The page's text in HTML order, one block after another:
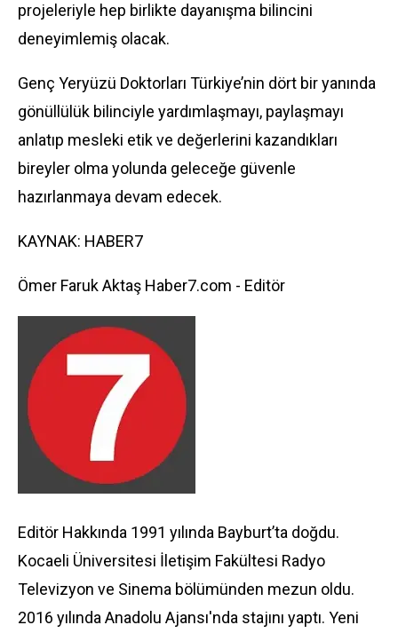
projeleriyle hep birlikte dayanışma bilincini
deneyimlemiş olacak.
Genç Yeryüzü Doktorları Türkiye’nin dört bir yanında
gönüllülük bilinciyle yardımlaşmayı, paylaşmayı
anlatıp mesleki etik ve değerlerini kazandıkları
bireyler olma yolunda geleceğe güvenle
hazırlanmaya devam edecek.
KAYNAK: HABER7
Ömer Faruk Aktaş Haber7.com - Editör
Editör Hakkında 1991 yılında Bayburt’ta doğdu.
Kocaeli Üniversitesi İletişim Fakültesi Radyo
Televizyon ve Sinema bölümünden mezun oldu.
2016 yılında Anadolu Ajansı'nda stajını yaptı. Yeni